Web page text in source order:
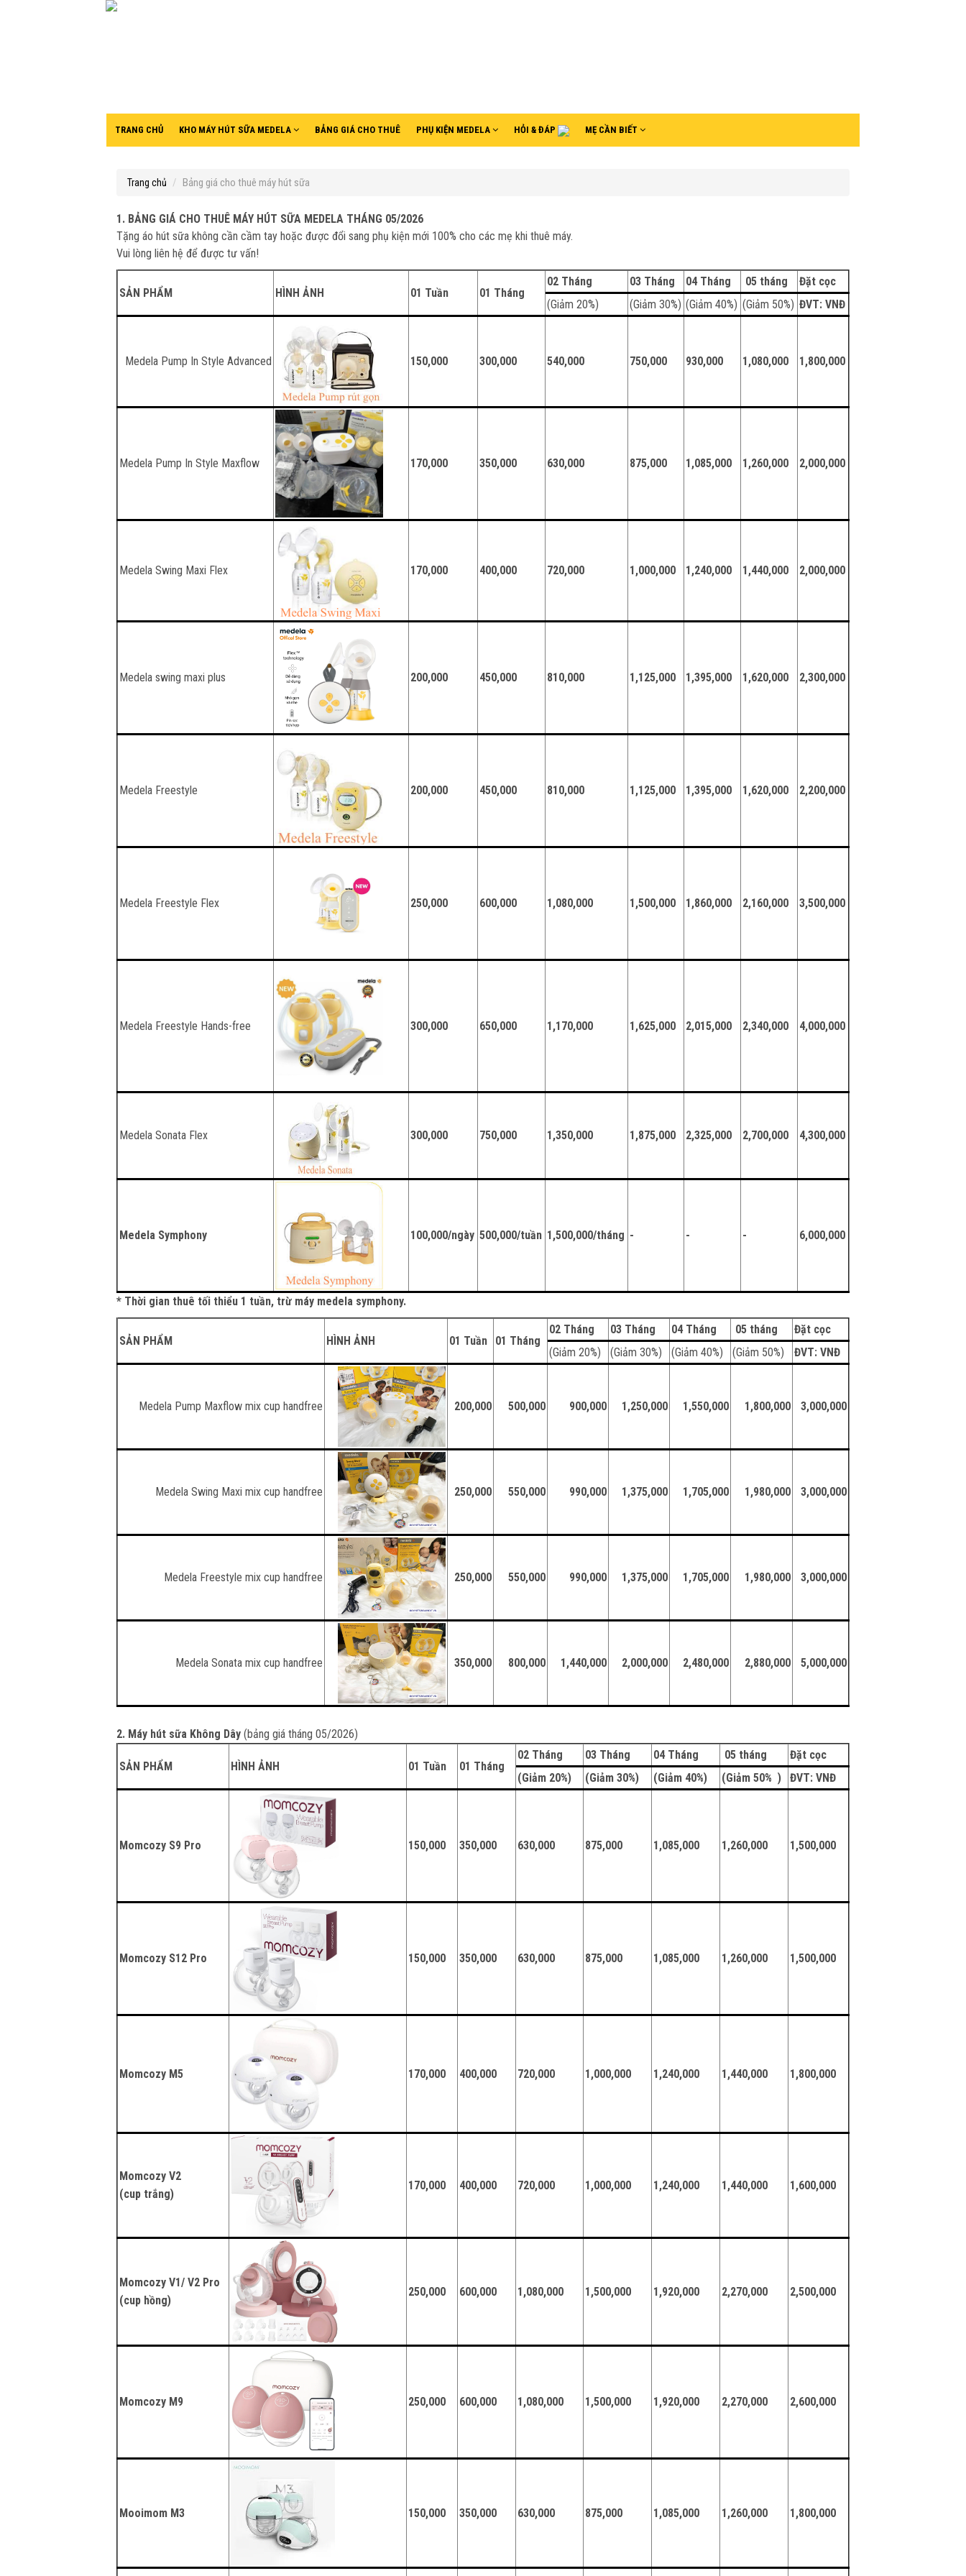
TRANG CHỦ KHO MÁY HÚT SỮA MEDELA BẢNG GIÁ CHO THUÊ PHỤ KIỆN MEDELA HỎI & ĐÁP MẸ CẦN BIẾT
Trang chủ Bảng giá cho thuê máy hút sữa
1. BẢNG GIÁ CHO THUÊ MÁY HÚT SỮA MEDELA THÁNG 05/2026
Tặng áo hút sữa không cần cầm tay hoặc được đổi sang phụ kiện mới 100% cho các mẹ khi thuê máy.
Vui lòng liên hệ để được tư vấn!
SẢN PHẨM HÌNH ẢNH 01 Tuần 01 Tháng
02 Tháng 03 Tháng 04 Tháng 05 tháng
Đặt cọc
(Giảm 20%)
(Giảm 30%) (Giảm 40%) (Giảm 50%) ĐVT: VNĐ
Medela Pump In Style Advanced 150,000 300,000 540,000 750,000 930,000 1,080,000 1,800,000
Medela Pump In Style Maxflow 170,000 350,000 630,000 875,000 1,085,000 1,260,000 2,000,000
Medela Swing Maxi Flex 170,000 400,000 720,000 1,000,000 1,240,000 1,440,000 2,000,000
Medela swing maxi plus 200,000 450,000 810,000 1,125,000 1,395,000 1,620,000 2,300,000
Medela Freestyle 200,000 450,000 810,000 1,125,000 1,395,000 1,620,000 2,200,000
Medela Freestyle Flex 250,000 600,000 1,080,000 1,500,000 1,860,000 2,160,000 3,500,000
Medela Freestyle Hands-free 300,000 650,000 1,170,000 1,625,000 2,015,000 2,340,000 4,000,000
Medela Sonata Flex 300,000 750,000 1,350,000 1,875,000 2,325,000 2,700,000 4,300,000
Medela Symphony 100,000/ngày 500,000/tuần 1,500,000/tháng - - - 6,000,000
* Thời gian thuê tối thiểu 1 tuần, trừ máy medela symphony.
SẢN PHẨM HÌNH ẢNH 01 Tuần 01 Tháng
02 Tháng 03 Tháng 04 Tháng 05 tháng
Đặt cọc
(Giảm 20%)
(Giảm 30%) (Giảm 40%) (Giảm 50%) ĐVT: VNĐ
Medela Pump Maxflow mix cup handfree 200,000 500,000 900,000 1,250,000 1,550,000 1,800,000 3,000,000
Medela Swing Maxi mix cup handfree 250,000 550,000 990,000 1,375,000 1,705,000 1,980,000 3,000,000
Medela Freestyle mix cup handfree 250,000 550,000 990,000 1,375,000 1,705,000 1,980,000 3,000,000
Medela Sonata mix cup handfree 350,000 800,000 1,440,000 2,000,000 2,480,000 2,880,000 5,000,000
2. Máy hút sữa Không Dây (bảng giá tháng 05/2026)
SẢN PHẨM HÌNH ẢNH 01 Tuần 01 Tháng
02 Tháng 03 Tháng 04 Tháng 05 tháng
Đặt cọc
(Giảm 20%)
(Giảm 30%) (Giảm 40%) (Giảm 50% ) ĐVT: VNĐ
Momcozy S9 Pro 150,000 350,000 630,000 875,000 1,085,000 1,260,000 1,500,000
Momcozy S12 Pro 150,000 350,000 630,000 875,000 1,085,000 1,260,000 1,500,000
Momcozy M5 170,000 400,000 720,000 1,000,000 1,240,000 1,440,000 1,800,000
Momcozy V2
(cup trắng)
170,000 400,000 720,000 1,000,000 1,240,000 1,440,000 1,600,000
Momcozy V1/ V2 Pro
(cup hồng)
250,000 600,000 1,080,000 1,500,000 1,920,000 2,270,000 2,500,000
Momcozy M9 250,000 600,000 1,080,000 1,500,000 1,920,000 2,270,000 2,600,000
Mooimom M3 150,000 350,000 630,000 875,000 1,085,000 1,260,000 1,800,000